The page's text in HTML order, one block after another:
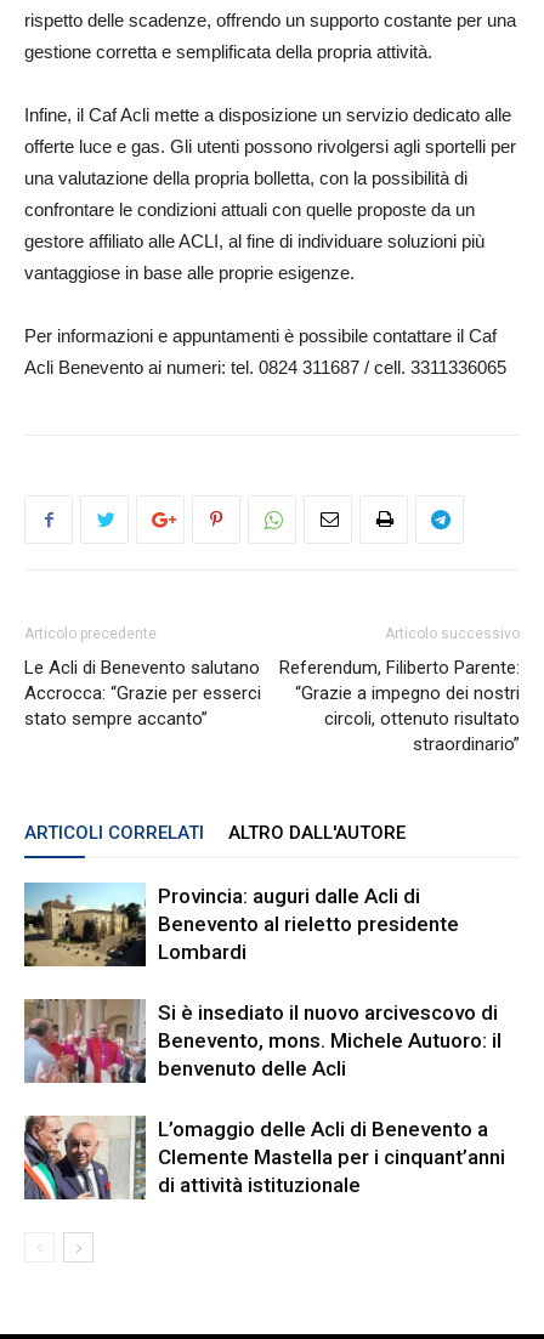
rispetto delle scadenze, offrendo un supporto costante per una
gestione corretta e semplificata della propria attività.
Infine, il Caf Acli mette a disposizione un servizio dedicato alle
offerte luce e gas. Gli utenti possono rivolgersi agli sportelli per
una valutazione della propria bolletta, con la possibilità di
confrontare le condizioni attuali con quelle proposte da un
gestore affiliato alle ACLI, al fine di individuare soluzioni più
vantaggiose in base alle proprie esigenze.
Per informazioni e appuntamenti è possibile contattare il Caf
Acli Benevento ai numeri: tel. 0824 311687 / cell. 3311336065
Articolo precedente
Le Acli di Benevento salutano
Accrocca: “Grazie per esserci
stato sempre accanto”
Articolo successivo
Referendum, Filiberto Parente:
“Grazie a impegno dei nostri
circoli, ottenuto risultato
straordinario”
ARTICOLI CORRELATI ALTRO DALL'AUTORE
Provincia: auguri dalle Acli di
Benevento al rieletto presidente
Lombardi
Si è insediato il nuovo arcivescovo di
Benevento, mons. Michele Autuoro: il
benvenuto delle Acli
L’omaggio delle Acli di Benevento a
Clemente Mastella per i cinquant’anni
di attività istituzionale